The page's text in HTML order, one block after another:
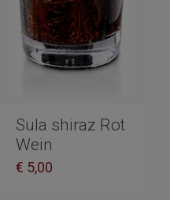
Sula shiraz Rot
Wein
€ 5,00